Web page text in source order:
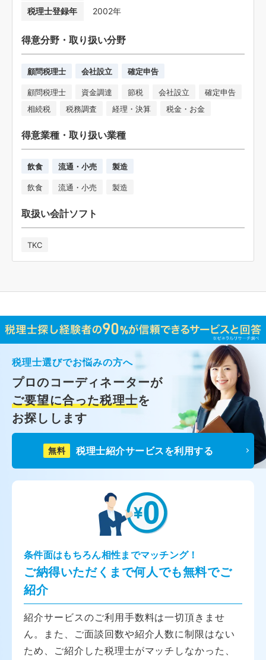
税理士登録年 2002年
得意分野・取り扱い分野
顧問税理士 会社設立 確定申告
顧問税理士 資金調達 節税 会社設立
確定申告
相続税
税務調査 経理・決算 税金・お金
得意業種・取り扱い業種
飲食 流通・小売 製造
飲食 流通・小売 製造
取扱い会計ソフト
TKC
税理士選びでお悩みの方へ
プロのコーディネーターが
ご要望に合った税理士を
お探しします
無料 税理士紹介サービスを利用する
条件面はもちろん相性までマッチング！
ご納得いただくまで何人でも無料でご
紹介
紹介サービスのご利用手数料は一切頂きませ
ん。また、ご面談回数や紹介人数に制限はない
ため、ご紹介した税理士がマッチしなかった、